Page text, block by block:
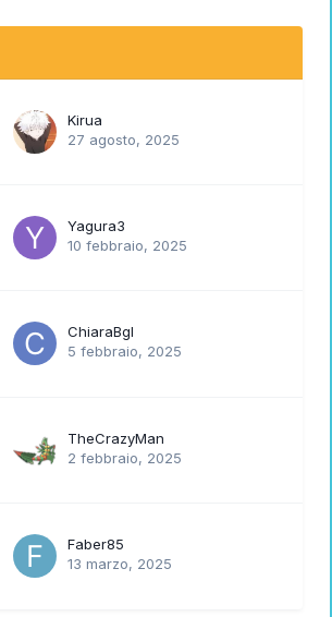
Kirua
27 agosto, 2025
Yagura3
10 febbraio, 2025
ChiaraBgl
5 febbraio, 2025
TheCrazyMan
2 febbraio, 2025
Faber85
13 marzo, 2025